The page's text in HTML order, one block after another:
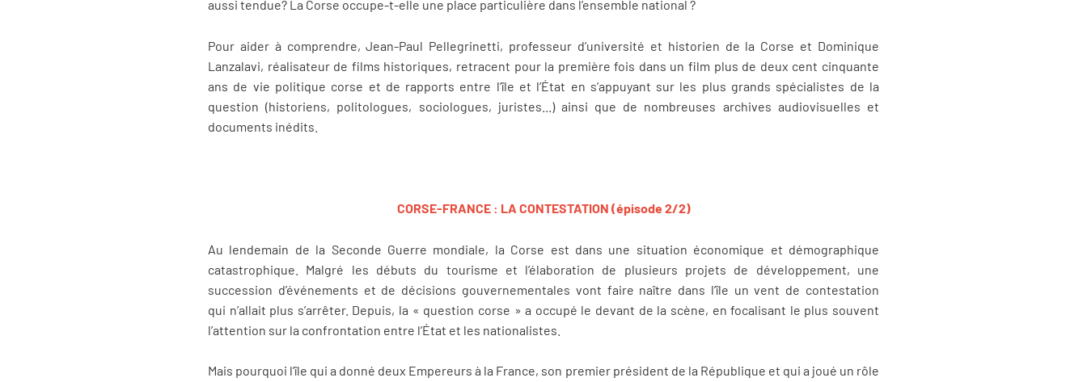
aussi tendue? La Corse occupe-t-elle une place particulière dans l’ensemble national ?
Pour aider à comprendre, Jean-Paul Pellegrinetti, professeur d’université et historien de la Corse et Dominique
Lanzalavi, réalisateur de films historiques, retracent pour la première fois dans un film plus de deux cent cinquante
ans de vie politique corse et de rapports entre l’île et l’État en s’appuyant sur les plus grands spécialistes de la
question (historiens, politologues, sociologues, juristes...) ainsi que de nombreuses archives audiovisuelles et
documents inédits.
CORSE-FRANCE : LA CONTESTATION (épisode 2/2)
Au lendemain de la Seconde Guerre mondiale, la Corse est dans une situation économique et démographique
catastrophique. Malgré les débuts du tourisme et l’élaboration de plusieurs projets de développement, une
succession d’événements et de décisions gouvernementales vont faire naître dans l’île un vent de contestation
qui n’allait plus s’arrêter. Depuis, la « question corse » a occupé le devant de la scène, en focalisant le plus souvent
l’attention sur la confrontation entre l’État et les nationalistes.
Mais pourquoi l’île qui a donné deux Empereurs à la France, son premier président de la République et qui a joué un rôle